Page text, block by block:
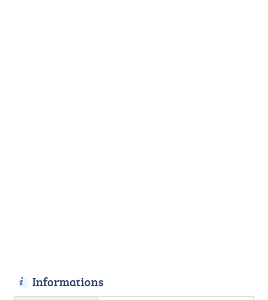
Informations